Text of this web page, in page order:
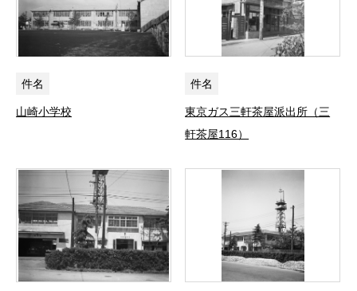
件名
山崎小学校
件名
東京ガス三軒茶屋派出所（三
軒茶屋116）